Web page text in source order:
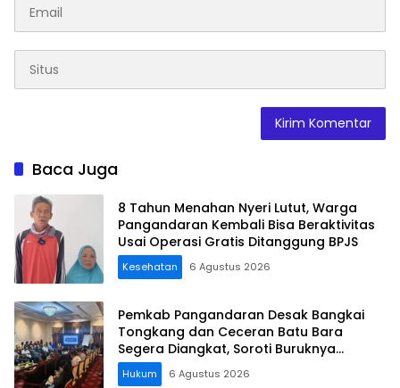
Baca Juga
8 Tahun Menahan Nyeri Lutut, Warga
Pangandaran Kembali Bisa Beraktivitas
Usai Operasi Gratis Ditanggung BPJS
Kesehatan 6 Agustus 2026
Pemkab Pangandaran Desak Bangkai
Tongkang dan Ceceran Batu Bara
Segera Diangkat, Soroti Buruknya
Koordinasi Perusahaan
Hukum 6 Agustus 2026